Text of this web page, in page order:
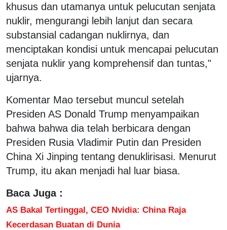
khusus dan utamanya untuk pelucutan senjata
nuklir, mengurangi lebih lanjut dan secara
substansial cadangan nuklirnya, dan
menciptakan kondisi untuk mencapai pelucutan
senjata nuklir yang komprehensif dan tuntas,"
ujarnya.
Komentar Mao tersebut muncul setelah
Presiden AS Donald Trump menyampaikan
bahwa bahwa dia telah berbicara dengan
Presiden Rusia Vladimir Putin dan Presiden
China Xi Jinping tentang denuklirisasi. Menurut
Trump, itu akan menjadi hal luar biasa.
Baca Juga :
AS Bakal Tertinggal, CEO Nvidia: China Raja
Kecerdasan Buatan di Dunia